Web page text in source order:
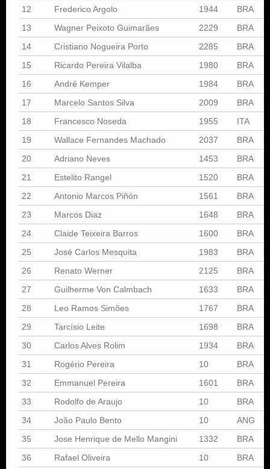
12
Frederico Argolo 1944 BRA
13
Wagner Peixoto Guimarães 2229 BRA
14
Cristiano Nogueira Porto 2285 BRA
15
Ricardo Pereira Vilalba 1980 BRA
16
André Kemper 1984 BRA
17
Marcelo Santos Silva 2009 BRA
18
Francesco Noseda 1955 ITA
19
Wallace Fernandes Machado 2037 BRA
20
Adriano Neves 1453 BRA
21
Estelito Rangel 1520 BRA
22
Antonio Marcos Piñón 1561 BRA
23
Marcos Diaz 1648 BRA
24
Claide Teixeira Barros 1600 BRA
25
José Carlos Mesquita 1983 BRA
26
Renato Werner 2125 BRA
27
Guilherme Von Calmbach 1633 BRA
28
Leo Ramos Simões 1767 BRA
29
Tarcísio Leite 1698 BRA
30
Carlos Alves Rolim 1934 BRA
31
Rogério Pereira 10 BRA
32
Emmanuel Pereira 1601 BRA
33
Rodolfo de Araujo 10 BRA
34
João Paulo Bento 10 ANG
35
Jose Henrique de Mello Mangini 1332 BRA
36
Rafael Oliveira 10 BRA